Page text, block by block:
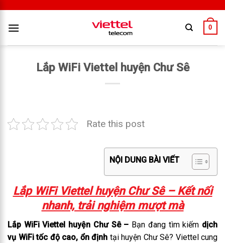
0
Lắp WiFi Viettel huyện Chư Sê
Rate this post
NỘI DUNG BÀI VIẾT
Lắp WiFi Viettel huyện Chư Sê – Kết nối
nhanh, trải nghiệm mượt mà
Lắp WiFi Viettel huyện Chư Sê – Bạn đang tìm kiếm dịch
vụ WiFi tốc độ cao, ổn định tại huyện Chư Sê? Viettel cung